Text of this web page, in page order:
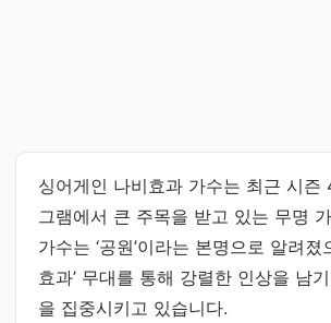
싱어게인 나비효과 가수는 최근 시즌
그램에서 큰 주목을 받고 있는 무명
가수는 ‘공원’이라는 본명으로 알려졌
효과’ 무대를 통해 강렬한 인상을 남
을 집중시키고 있습니다.